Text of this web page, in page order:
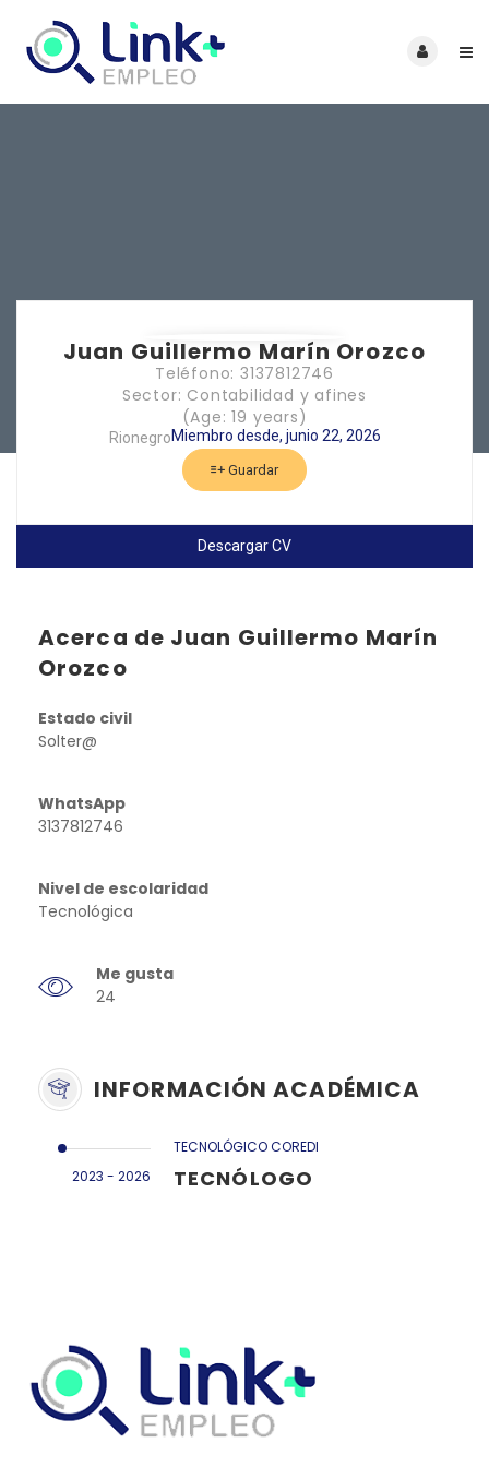
Juan Guillermo Marín Orozco
Teléfono: 3137812746
Sector: Contabilidad y afines
(Age: 19 years)
RionegroMiembro desde, junio 22, 2026
Guardar
Descargar CV
Acerca de Juan Guillermo Marín
Orozco
Estado civil
Solter@
WhatsApp
3137812746
Nivel de escolaridad
Tecnológica
Me gusta
24
INFORMACIÓN ACADÉMICA
2023 - 2026
TECNOLÓGICO COREDI
TECNÓLOGO